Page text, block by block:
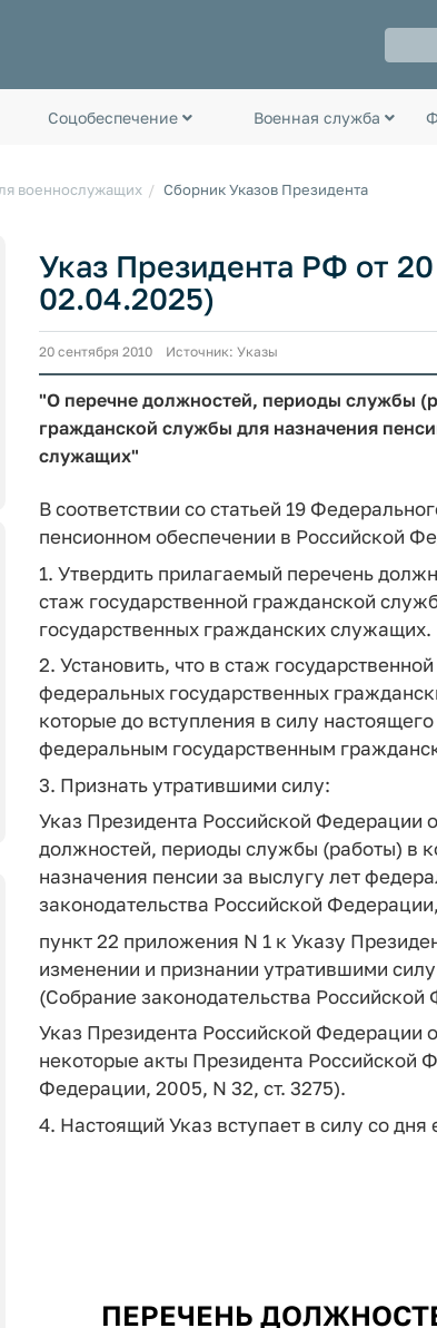
Соцобеспечение Военная служба
военнослужащих Сборник Указов Президента
Указ Президента РФ от 20
02.04.2025)
20 сентября 2010 Источник: Указы
"О перечне должностей, периоды службы
гражданской службы для назначения
служащих"
В соответствии со статьей 19
пенсионном обеспечении в Российской
1. Утвердить прилагаемый перечень
стаж государственной гражданской
государственных гражданских служащих.
2. Установить, что в стаж
федеральных государственных
которые до вступления в силу
федеральным государственным
3. Признать утратившими силу:
Указ Президента Российской Федерации
должностей, периоды службы (работы) в
назначения пенсии за выслугу лет
законодательства Российской
пункт 22 приложения N 1 к Указу
изменении и признании утратившими
(Собрание законодательства
Указ Президента Российской Федерации
некоторые акты Президента Российской
Федерации, 2005, N 32, ст. 3275).
4. Настоящий Указ вступает в силу со дня
ПЕРЕЧЕНЬ